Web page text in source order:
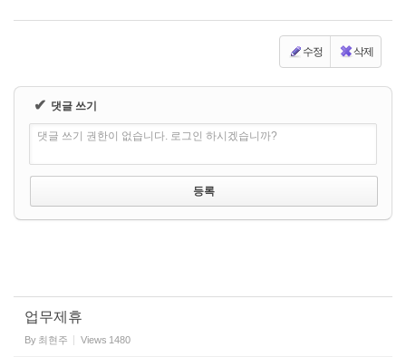
수정 삭제
✔ 댓글 쓰기
댓글 쓰기 권한이 없습니다. 로그인 하시겠습니까?
업무제휴
By 최현주 Views 1480